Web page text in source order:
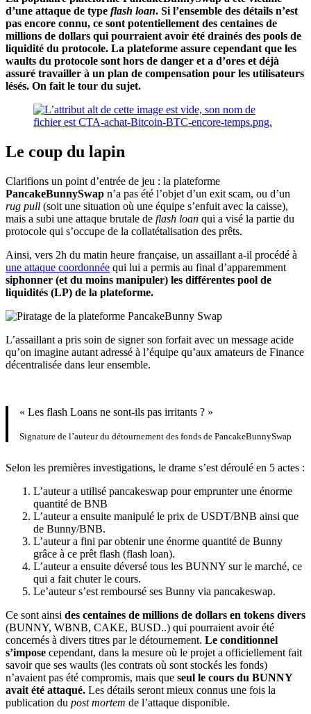
d’une attaque de type flash loan. Si l’ensemble des détails n’est
pas encore connu, ce sont potentiellement des centaines de
millions de dollars qui pourraient avoir été drainés des pools de
liquidité du protocole. La plateforme assure cependant que les
waults du protocole sont hors de danger et a d’ores et déjà
assuré travailler à un plan de compensation pour les utilisateurs
lésés. On fait le tour du sujet.
Le coup du lapin
Clarifions un point d’entrée de jeu : la plateforme
PancakeBunnySwap n’a pas été l’objet d’un exit scam, ou d’un
rug pull (soit une situation où une équipe s’enfuit avec la caisse),
mais a subi une attaque brutale de flash loan qui a visé la partie du
protocole qui s’occupe de la collatétalisation des prêts.
Ainsi, vers 2h du matin heure française, un assaillant a-il procédé à
une attaque coordonnée qui lui a permis au final d’apparemment
siphonner (et du moins manipuler) les différentes pool de
liquidités (LP) de la plateforme.
L’assaillant a pris soin de signer son forfait avec un message acide
qu’on imagine autant adressé à l’équipe qu’aux amateurs de Finance
décentralisée dans leur ensemble.
« Les flash Loans ne sont-ils pas irritants ? »
Signature de l’auteur du détournement des fonds de PancakeBunnySwap
Selon les premières investigations, le drame s’est déroulé en 5 actes :
L’auteur a utilisé pancakeswap pour emprunter une énorme
quantité de BNB
L’auteur a ensuite manipulé le prix de USDT/BNB ainsi que
de Bunny/BNB.
L’auteur a fini par obtenir une énorme quantité de Bunny
grâce à ce prêt flash (flash loan).
L’auteur a ensuite déversé tous les BUNNY sur le marché, ce
qui a fait chuter le cours.
Le’auteur s’est remboursé ses Bunny via pancakeswap.
Ce sont ainsi des centaines de millions de dollars en tokens divers
(BUNNY, WBNB, CAKE, BUSD..) qui pourraient avoir été
concernés à divers titres par le détournement. Le conditionnel
s’impose cependant, dans la mesure où le projet a officiellement fait
savoir que ses waults (les contrats où sont stockés les fonds)
n’avaient pas été compromis, mais que seul le cours du BUNNY
avait été attaqué. Les détails seront mieux connus une fois la
publication du post mortem de l’attaque disponible.